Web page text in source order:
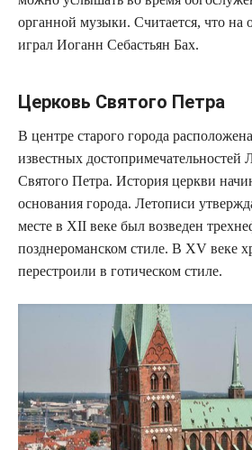
органной музыки. Считается, что на
играл Иоганн Себастьян Бах.
Церковь Святого Петра
В центре старого города
известных достопримечательностей
Святого Петра. История церкви
основания города. Летописи
месте в XII веке был возведен
позднероманском стиле. В XV веке
перестроили в готическом стиле.